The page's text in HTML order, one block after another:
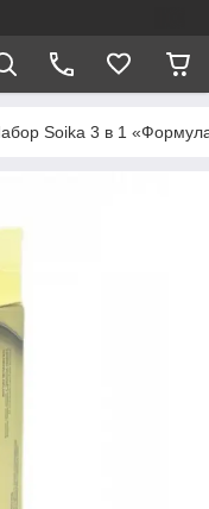
Soika 3 в 1